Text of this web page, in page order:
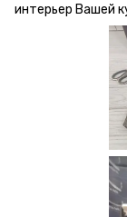
интерьер Вашей